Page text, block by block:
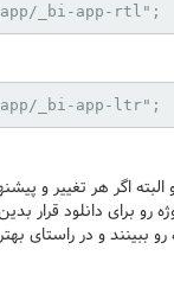
_bi-app-rtl";
_bi-app-ltr";
اگر هر تغییر و
رو برای دانلود قرار
ببینند و در راستای